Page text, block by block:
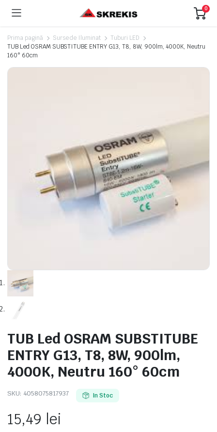
0
Prima pagină Surse de Iluminat
Tuburi LED
TUB Led OSRAM SUBSTITUBE ENTRY G13, T8, 8W, 900lm, 4000K, Neutru
160° 60cm
TUB Led OSRAM SUBSTITUBE
ENTRY G13, T8, 8W, 900lm,
4000K, Neutru 160° 60cm
SKU: 4058075817937 In Stoc
15,49 lei